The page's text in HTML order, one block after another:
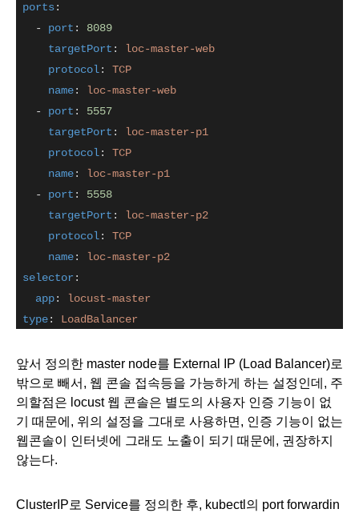
ports:
- port : 8089
targetPort : loc-master-web
protocol: TCP
name: loc-master-web
- port : 5557
targetPort : loc-master-p1
protocol: TCP
name: loc-master-p1
- port : 5558
targetPort : loc-master-p2
protocol: TCP
name: loc-master-p2
selector :
app: locust-master
type: LoadBalancer
앞서 정의한 master node를 External IP (Load Balancer)로
밖으로 빼서, 웹 콘솔 접속등을 가능하게 하는 설정인데, 주
의할점은 locust 웹 콘솔은 별도의 사용자 인증 기능이 없
기 때문에, 위의 설정을 그대로 사용하면, 인증 기능이 없는
웹콘솔이 인터넷에 그래도 노출이 되기 때문에, 권장하지
않는다.
ClusterIP로 Service를 정의한 후, kubectl의 port forwardin